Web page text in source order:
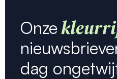
Onze
dag